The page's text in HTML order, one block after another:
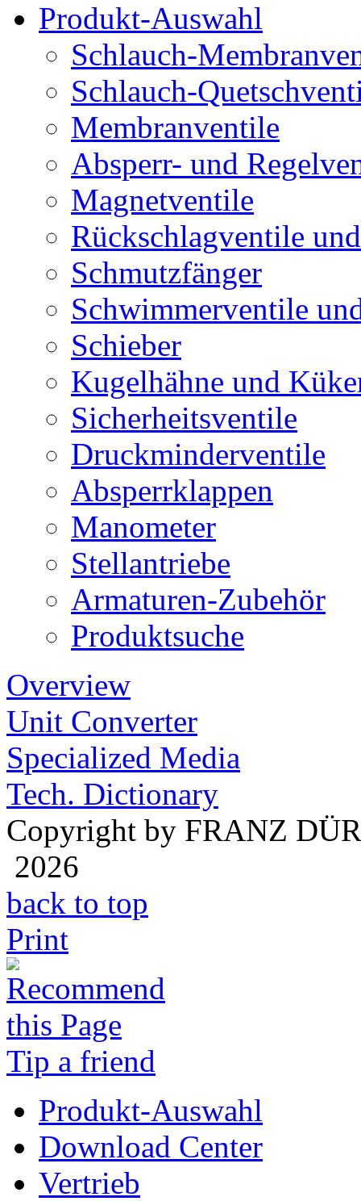
Produkt-Auswahl
Schlauch-
Schlauch-
Membranventile
Absperr- und
Magnetventile
Rückschlagventile
Schmutzfänger
Schwimmerventile
Schieber
Kugelhähne und
Sicherheitsventile
Druckminderventile
Absperrklappen
Manometer
Stellantriebe
Armaturen-Zubehör
Produktsuche
Overview
Unit Converter
Specialized Media
Tech. Dictionary
Copyright by FRANZ
2026
back to top
Print
Tip a friend
Produkt-Auswahl
Download Center
Vertrieb